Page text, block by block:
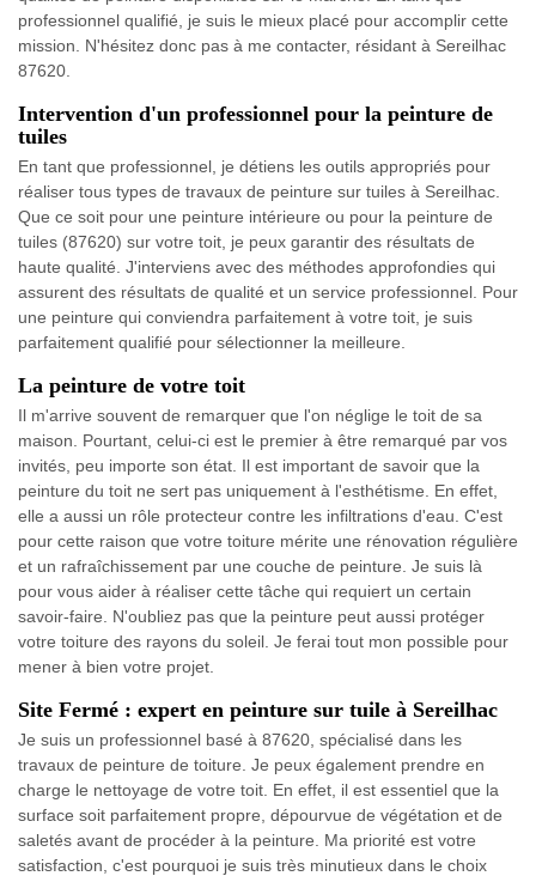
professionnel qualifié, je suis le mieux placé pour accomplir cette
mission. N'hésitez donc pas à me contacter, résidant à Sereilhac
87620.
Intervention d'un professionnel pour la peinture de
tuiles
En tant que professionnel, je détiens les outils appropriés pour
réaliser tous types de travaux de peinture sur tuiles à Sereilhac.
Que ce soit pour une peinture intérieure ou pour la peinture de
tuiles (87620) sur votre toit, je peux garantir des résultats de
haute qualité. J'interviens avec des méthodes approfondies qui
assurent des résultats de qualité et un service professionnel. Pour
une peinture qui conviendra parfaitement à votre toit, je suis
parfaitement qualifié pour sélectionner la meilleure.
La peinture de votre toit
Il m'arrive souvent de remarquer que l'on néglige le toit de sa
maison. Pourtant, celui-ci est le premier à être remarqué par vos
invités, peu importe son état. Il est important de savoir que la
peinture du toit ne sert pas uniquement à l'esthétisme. En effet,
elle a aussi un rôle protecteur contre les infiltrations d'eau. C'est
pour cette raison que votre toiture mérite une rénovation régulière
et un rafraîchissement par une couche de peinture. Je suis là
pour vous aider à réaliser cette tâche qui requiert un certain
savoir-faire. N'oubliez pas que la peinture peut aussi protéger
votre toiture des rayons du soleil. Je ferai tout mon possible pour
mener à bien votre projet.
Site Fermé : expert en peinture sur tuile à Sereilhac
Je suis un professionnel basé à 87620, spécialisé dans les
travaux de peinture de toiture. Je peux également prendre en
charge le nettoyage de votre toit. En effet, il est essentiel que la
surface soit parfaitement propre, dépourvue de végétation et de
saletés avant de procéder à la peinture. Ma priorité est votre
satisfaction, c'est pourquoi je suis très minutieux dans le choix